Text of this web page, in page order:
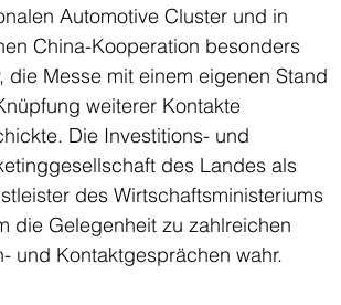
Automotive Cluster und in
China-Kooperation besonders
die Messe mit einem eigenen Stand
weiterer Kontakte
Die Investitions- und
des Landes als
des Wirtschaftsministeriums
die Gelegenheit zu zahlreichen
und Kontaktgesprächen wahr.